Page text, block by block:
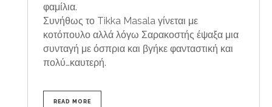
φαμίλια.
Συνήθως το Tikka Masala γίνεται με
κοτόπουλο αλλά λόγω Σαρακοστής έψαξα μια
συνταγή με όσπρια και βγήκε φανταστική και
πολύ…καυτερή.
READ MORE